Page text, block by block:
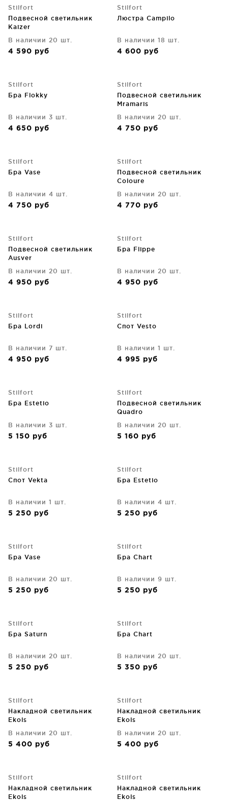
Stilfort
Подвесной светильник
Kaizer
В наличии 20 шт.
4 590 руб
Stilfort
Люстра Campilo
В наличии 18 шт.
4 600 руб
Stilfort
Бра Flokky
В наличии 3 шт.
4 650 руб
Stilfort
Подвесной светильник
Mramaris
В наличии 20 шт.
4 750 руб
Stilfort
Бра Vase
В наличии 4 шт.
4 750 руб
Stilfort
Подвесной светильник
Coloure
В наличии 20 шт.
4 770 руб
Stilfort
Подвесной светильник
Ausver
В наличии 20 шт.
4 950 руб
Stilfort
Бра Flippe
В наличии 20 шт.
4 950 руб
Stilfort
Бра Lordi
В наличии 7 шт.
4 950 руб
Stilfort
Спот Vesto
В наличии 1 шт.
4 995 руб
Stilfort
Бра Estetio
В наличии 3 шт.
5 150 руб
Stilfort
Подвесной светильник
Quadro
В наличии 20 шт.
5 160 руб
Stilfort
Спот Vekta
В наличии 1 шт.
5 250 руб
Stilfort
Бра Estetio
В наличии 4 шт.
5 250 руб
Stilfort
Бра Vase
В наличии 20 шт.
5 250 руб
Stilfort
Бра Chart
В наличии 9 шт.
5 250 руб
Stilfort
Бра Saturn
В наличии 20 шт.
5 250 руб
Stilfort
Бра Chart
В наличии 20 шт.
5 350 руб
Stilfort
Накладной светильник
Ekols
В наличии 20 шт.
5 400 руб
Stilfort
Накладной светильник
Ekols
В наличии 20 шт.
5 400 руб
Stilfort
Накладной светильник
Ekols
Stilfort
Накладной светильник
Ekols